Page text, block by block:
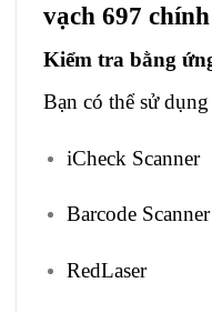
vạch 697
Kiểm tra bằng
Bạn có thể sử
iCheck Scanner
Barcode Scanner
RedLaser